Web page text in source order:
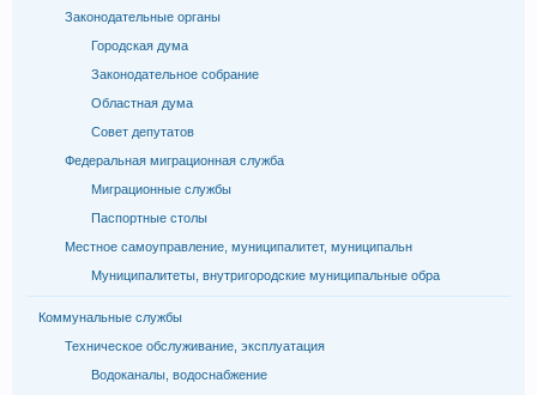
Законодательные органы
Городская дума
Законодательное собрание
Областная дума
Совет депутатов
Федеральная миграционная служба
Миграционные службы
Паспортные столы
Местное самоуправление, муниципалитет, муниципальн
Муниципалитеты, внутригородские муниципальные обра
Коммунальные службы
Техническое обслуживание, эксплуатация
Водоканалы, водоснабжение